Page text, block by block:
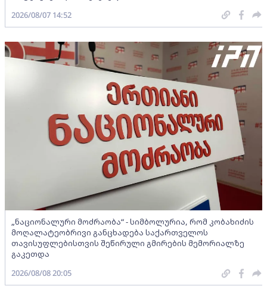
2026/08/07 14:52
„ნაციონალური მოძრაობა“ - სიმბოლურია, რომ კობახიძის
მოღალატეობრივი განცხადება საქართველოს
თავისუფლებისთვის შეწირული გმირების მემორიალზე
გაკეთდა
2026/08/08 20:05